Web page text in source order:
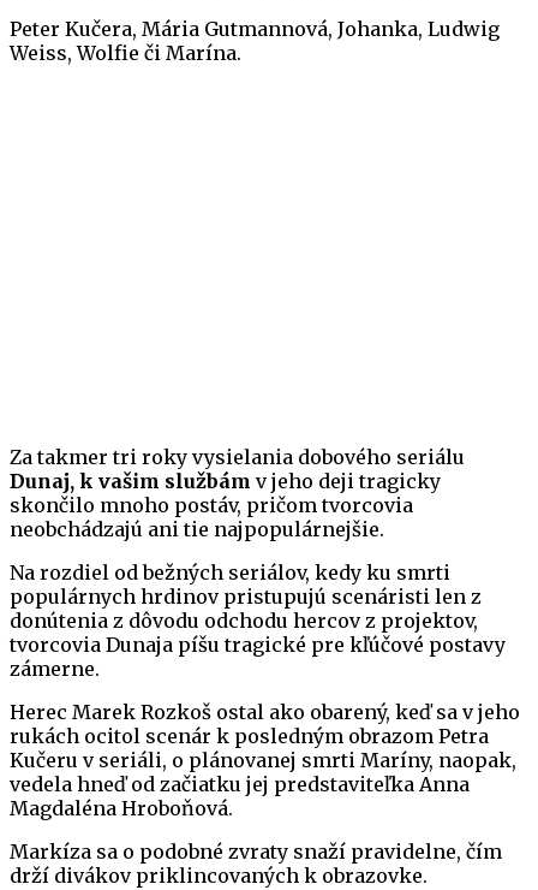
Peter Kučera, Mária Gutmannová, Johanka, Ludwig
Weiss, Wolfie či Marína.
Za takmer tri roky vysielania dobového seriálu
Dunaj, k vašim službám v jeho deji tragicky
skončilo mnoho postáv, pričom tvorcovia
neobchádzajú ani tie najpopulárnejšie.
Na rozdiel od bežných seriálov, kedy ku smrti
populárnych hrdinov pristupujú scenáristi len z
donútenia z dôvodu odchodu hercov z projektov,
tvorcovia Dunaja píšu tragické pre kľúčové postavy
zámerne.
Herec Marek Rozkoš ostal ako obarený, keď sa v jeho
rukách ocitol scenár k posledným obrazom Petra
Kučeru v seriáli, o plánovanej smrti Maríny, naopak,
vedela hneď od začiatku jej predstaviteľka Anna
Magdaléna Hroboňová.
Markíza sa o podobné zvraty snaží pravidelne, čím
drží divákov priklincovaných k obrazovke.